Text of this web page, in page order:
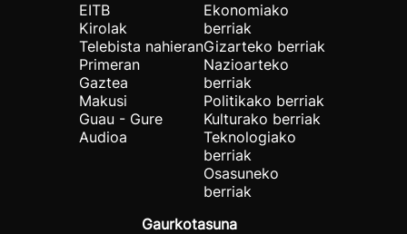
EITB
Kirolak
Telebista nahieran
Primeran
Gaztea
Makusi
Guau - Gure
Audioa
Ekonomiako
berriak
Gizarteko berriak
Nazioarteko
berriak
Politikako berriak
Kulturako berriak
Teknologiako
berriak
Osasuneko
berriak
Gaurkotasuna